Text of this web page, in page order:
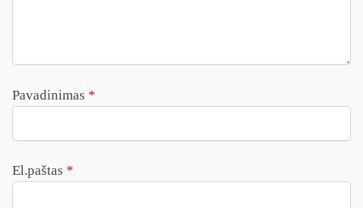
Pavadinimas *
El.paštas *